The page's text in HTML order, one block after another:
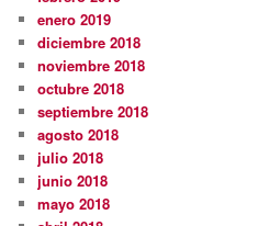
enero 2019
diciembre 2018
noviembre 2018
octubre 2018
septiembre 2018
agosto 2018
julio 2018
junio 2018
mayo 2018